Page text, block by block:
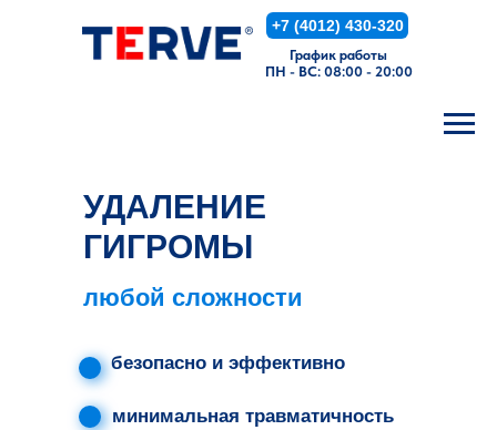
График работы
ПН - ВС: 08:00 - 20:00
+7 (4012) 430-320
УДАЛЕНИЕ
ГИГРОМЫ
минимальная травматичность
любой сложности
безопасно и эффективно